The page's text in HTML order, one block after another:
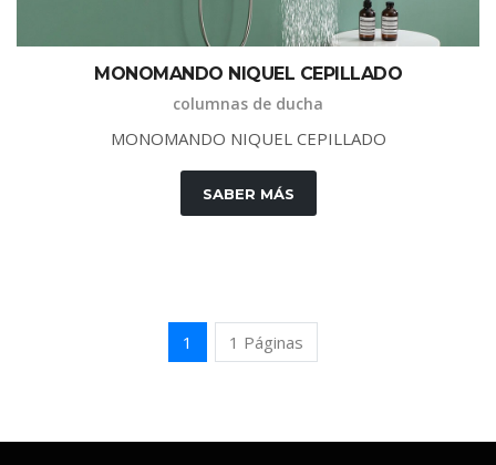
MONOMANDO NIQUEL CEPILLADO
columnas de ducha
MONOMANDO NIQUEL CEPILLADO
SABER MÁS
1 1 Páginas